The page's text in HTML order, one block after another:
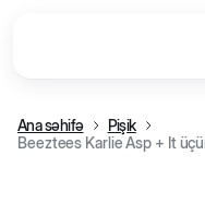
Ana səhifə
Pişik